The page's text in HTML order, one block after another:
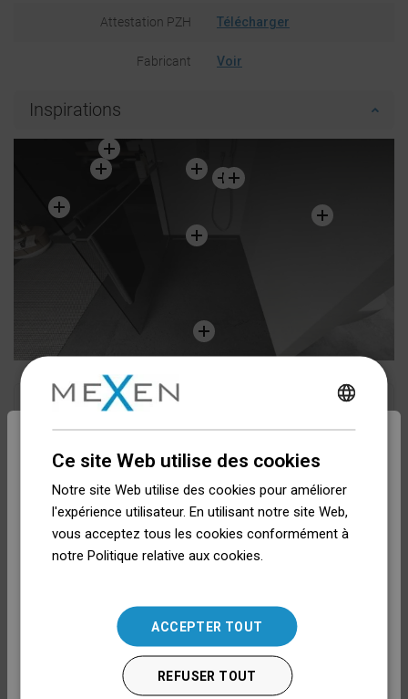
Attestation PZH Télécharger
Fabricant Voir
Inspirations
4.8/5 (4 Avis)
Évaluation générale basée sur 4 Avis(10 pays)
Apparence
Sélectionner la langue
Lëtzebuergesch
ENGLISH
SLOVAK
Ce site Web utilise des cookies
Notre site Web utilise des cookies pour améliorer
l'expérience utilisateur. En utilisant notre site Web,
vous acceptez tous les cookies conformément à
notre Politique relative aux cookies.
ACCEPTER TOUT
REFUSER TOUT